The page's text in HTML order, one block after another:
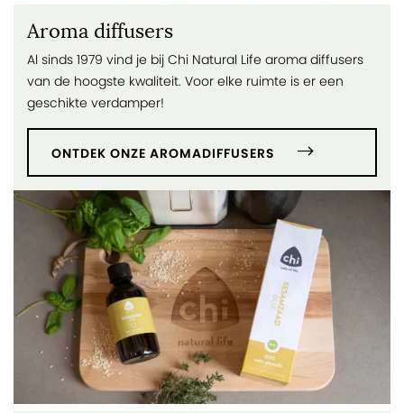
Aroma diffusers
Al sinds 1979 vind je bij Chi Natural Life aroma diffusers
van de hoogste kwaliteit. Voor elke ruimte is er een
geschikte verdamper!
ONTDEK ONZE AROMADIFFUSERS